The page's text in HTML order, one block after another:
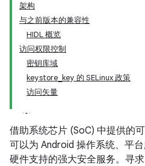
架构
与之前版本的兼容性
HIDL 概览
访问权限控制
密钥库域
keystore_key 的 SELinux 政策
访问矢量
借助系统芯片 (SoC) 中提供的
可以为 Android 操作系统、平
硬件支持的强大安全服务。寻